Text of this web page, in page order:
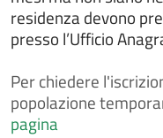
Dichiarare
Dichiarare l'esatta
più elementi
Dichiarazione di
extracomunitari
Dissequestro di
residenza devono
presso l’Ufficio
Perchiedere
popolazione
pagina